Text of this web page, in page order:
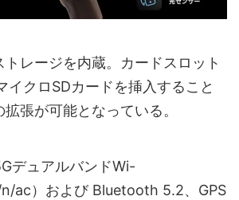
レージを内蔵。カードスロット
イクロSDカードを挿入すること
張が可能となっている。
デュアルバンドWi-
ac）および Bluetooth 5.2、GPS